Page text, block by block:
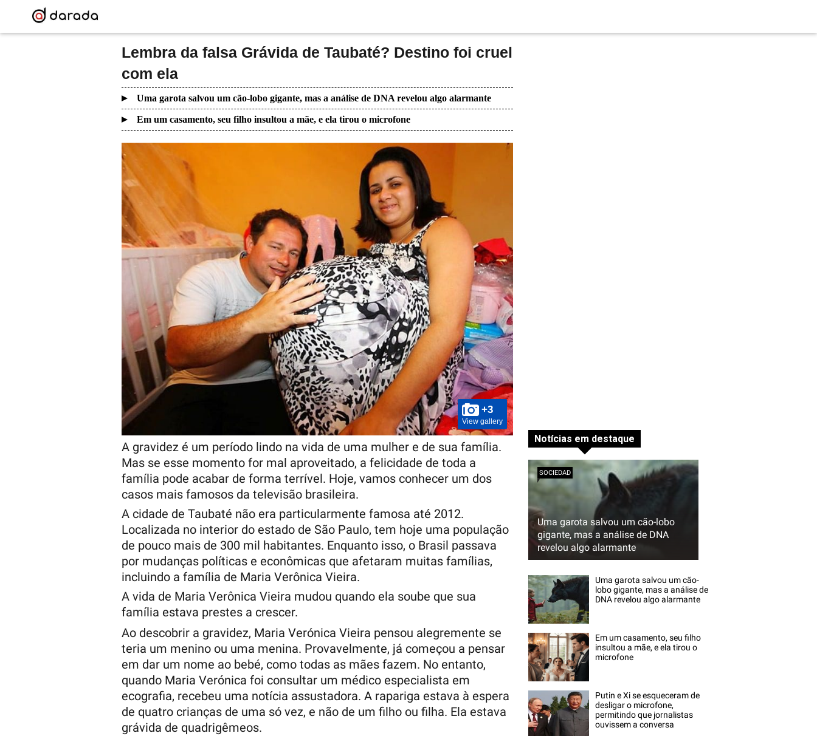
Lembra da falsa Grávida de Taubaté? Destino foi cruel
com ela
Uma garota salvou um cão-lobo gigante, mas a análise de DNA revelou algo alarmante
Em um casamento, seu filho insultou a mãe, e ela tirou o microfone
+3
View gallery
A gravidez é um período lindo na vida de uma mulher e de sua família.
Mas se esse momento for mal aproveitado, a felicidade de toda a
família pode acabar de forma terrível. Hoje, vamos conhecer um dos
casos mais famosos da televisão brasileira.
A cidade de Taubaté não era particularmente famosa até 2012.
Localizada no interior do estado de São Paulo, tem hoje uma população
de pouco mais de 300 mil habitantes. Enquanto isso, o Brasil passava
por mudanças políticas e econômicas que afetaram muitas famílias,
incluindo a família de Maria Verônica Vieira.
A vida de Maria Verônica Vieira mudou quando ela soube que sua
família estava prestes a crescer.
Ao descobrir a gravidez, Maria Verónica Vieira pensou alegremente se
teria um menino ou uma menina. Provavelmente, já começou a pensar
em dar um nome ao bebé, como todas as mães fazem. No entanto,
quando Maria Verónica foi consultar um médico especialista em
ecografia, recebeu uma notícia assustadora. A rapariga estava à espera
de quatro crianças de uma só vez, e não de um filho ou filha. Ela estava
grávida de quadrigêmeos.
Notícias em destaque
Uma garota salvou um cão-lobo
gigante, mas a análise de DNA
revelou algo alarmante
SOCIEDAD
Uma garota salvou um cão-
lobo gigante, mas a análise de
DNA revelou algo alarmante
Em um casamento, seu filho
insultou a mãe, e ela tirou o
microfone
Putin e Xi se esqueceram de
desligar o microfone,
permitindo que jornalistas
ouvissem a conversa